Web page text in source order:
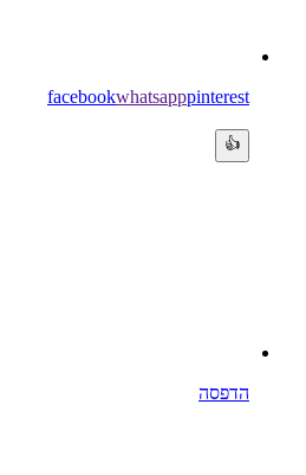
facebookwhatsapppinterest
👍
הדפסה